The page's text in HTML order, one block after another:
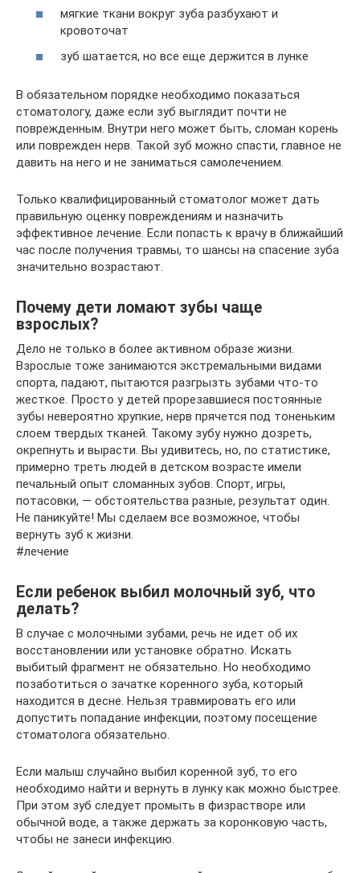
мягкие ткани вокруг зуба разбухают и
кровоточат
зуб шатается, но все еще держится в лунке
В обязательном порядке необходимо показаться
стоматологу, даже если зуб выглядит почти не
поврежденным. Внутри него может быть, сломан корень
или поврежден нерв. Такой зуб можно спасти, главное не
давить на него и не заниматься самолечением.
Только квалифицированный стоматолог может дать
правильную оценку повреждениям и назначить
эффективное лечение. Если попасть к врачу в ближайший
час после получения травмы, то шансы на спасение зуба
значительно возрастают.
Почему дети ломают зубы чаще
взрослых?
Дело не только в более активном образе жизни.
Взрослые тоже занимаются экстремальными видами
спорта, падают, пытаются разгрызть зубами что-то
жесткое. Просто у детей прорезавшиеся постоянные
зубы невероятно хрупкие, нерв прячется под тоненьким
слоем твердых тканей. Такому зубу нужно дозреть,
окрепнуть и вырасти. Вы удивитесь, но, по статистике,
примерно треть людей в детском возрасте имели
печальный опыт сломанных зубов. Спорт, игры,
потасовки, — обстоятельства разные, результат один.
Не паникуйте! Мы сделаем все возможное, чтобы
вернуть зуб к жизни.
#лечение
Если ребенок выбил молочный зуб, что
делать?
В случае с молочными зубами, речь не идет об их
восстановлении или установке обратно. Искать
выбитый фрагмент не обязательно. Но необходимо
позаботиться о зачатке коренного зуба, который
находится в десне. Нельзя травмировать его или
допустить попадание инфекции, поэтому посещение
стоматолога обязательно.
Если малыш случайно выбил коренной зуб, то его
необходимо найти и вернуть в лунку как можно быстрее.
При этом зуб следует промыть в физрастворе или
обычной воде, а также держать за коронковую часть,
чтобы не занеси инфекцию.